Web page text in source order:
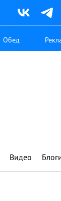
Обед
Видео